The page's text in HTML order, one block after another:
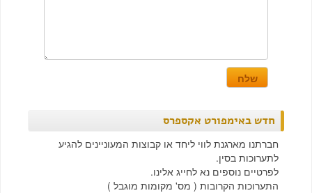
חדש באימפורט אקספרס
חברתנו מארגנת לווי ליחד או קבוצות המעוניינים להגיע
לתערוכות בסין.
לפרטיים נוספים נא לחייג אלינו.
התערוכות הקרובות ( מס' מקומות מוגבל )